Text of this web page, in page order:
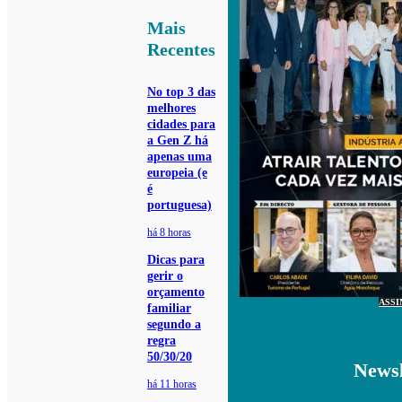
Mais
Recentes
No top 3 das
melhores
cidades para
a Gen Z há
apenas uma
europeia (e
é
portuguesa)
há 8 horas
Dicas para
gerir o
orçamento
familiar
segundo a
regra
50/30/20
há 11 horas